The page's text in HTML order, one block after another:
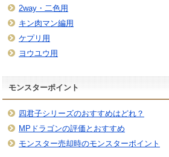
2way・二色用
キン肉マン編用
ケプリ用
ヨウユウ用
モンスターポイント
四君子シリーズのおすすめはどれ？
MPドラゴンの評価とおすすめ
モンスター売却時のモンスターポイント